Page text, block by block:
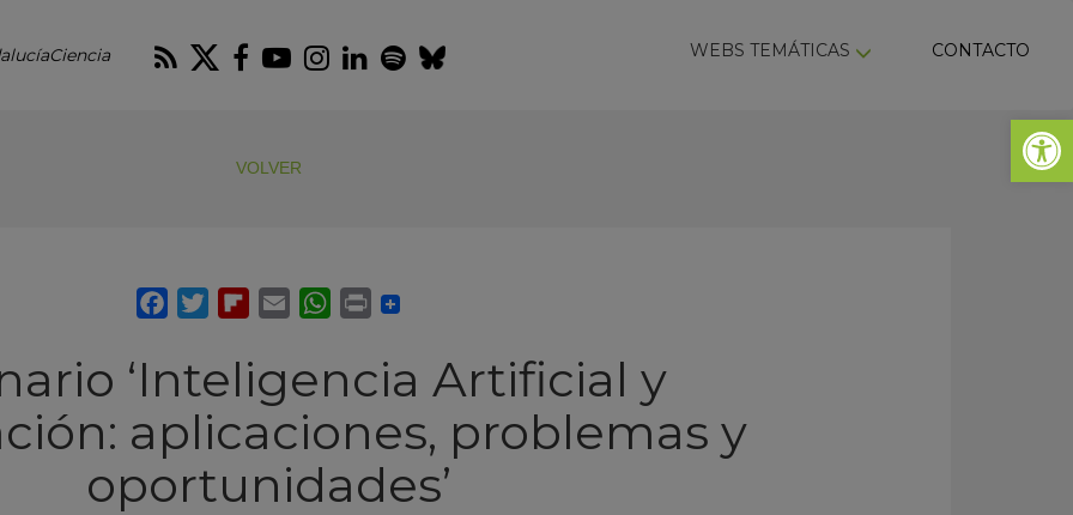
Abrir
RSS Twitter
Facebook
Youtube
Instagram
LinkedIn
Spotify
Bluesky WEBS TEMÁTICAS CONTACTO
VOLVER
‘Inteligencia Artificial y
aplicaciones, problemas y
oportunidades’